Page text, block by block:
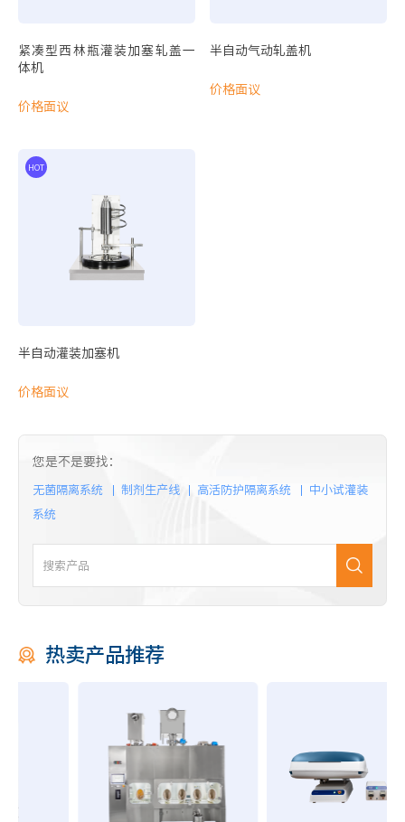
自动微生物计数分析仪
Aeris PCR基因扩增仪
化学实验
通用型台式通风橱
样品培养
全温振荡培养箱
器皿清洗设备
全自动器皿清洗机
样品保存与样品保护解决方案
实验室冷冻箱
大口径不锈钢液氮生物容器
液氮生物容器
程序降温仪
-86℃立式超低温冰箱
数据管理
紧凑型西林瓶灌装加塞轧盖一
体机
价格面议
半自动气动轧盖机
价格面议
半自动灌装加塞机
价格面议
您是不是要找：
无菌隔离系统 制剂生产线 高活防护隔离系统
中小试灌装
系统
热卖产品推荐